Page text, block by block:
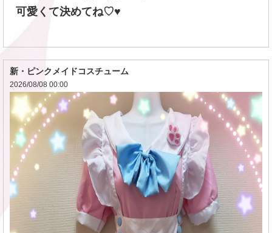
可愛くて決めてね♡♥
新・ピンクメイドコスチューム
2026/08/08 00:00